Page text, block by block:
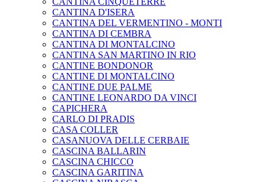
CANTINA D'ISERA
CANTINA DEL VERMENTINO - MONTI
CANTINA DI CEMBRA
CANTINA DI MONTALCINO
CANTINA SAN MARTINO IN RIO
CANTINE BONDONOR
CANTINE DI MONTALCINO
CANTINE DUE PALME
CANTINE LEONARDO DA VINCI
CAPICHERA
CARLO DI PRADIS
CASA COLLER
CASANUOVA DELLE CERBAIE
CASCINA BALLARIN
CASCINA CHICCO
CASCINA GARITINA